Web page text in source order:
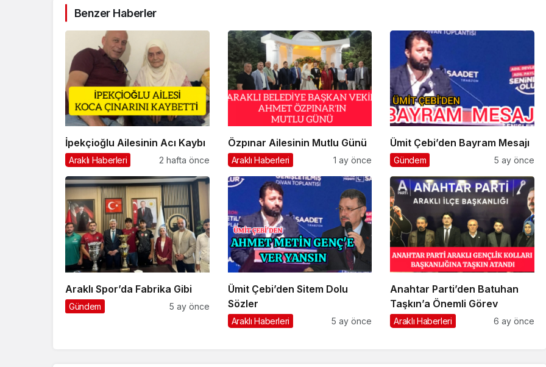
Benzer Haberler
İpekçioğlu Ailesinin Acı Kaybı
Araklı Haberleri 2 hafta önce
Özpınar Ailesinin Mutlu Günü
Araklı Haberleri 1 ay önce
Ümit Çebi’den Bayram Mesajı
Gündem 5 ay önce
Araklı Spor’da Fabrika Gibi
Gündem 5 ay önce
Ümit Çebi’den Sitem Dolu
Sözler
Araklı Haberleri 5 ay önce
Anahtar Parti’den Batuhan
Taşkın’a Önemli Görev
Araklı Haberleri 6 ay önce